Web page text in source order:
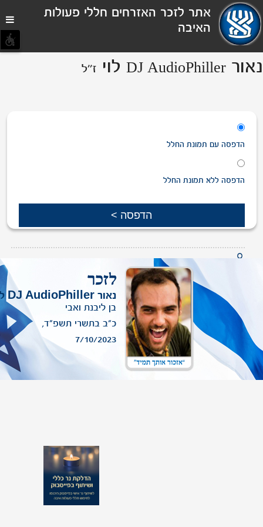
תפריט
נגישות
אתר לזכר האזרחים חללי פעולות
האיבה
נאור DJ AudioPhiller לוי ז''ל
הדפסהעם תמונת החלל
הדפסהללא תמונת החלל
לעדכון תמונת יקירך שמופיעה באתר,ניתן לפנות אלינו
נאור DJ AudioPhiller לוי
בן ליבנת ואבי
כ"ב בתשרי תשפ"ד,
7/10/2023